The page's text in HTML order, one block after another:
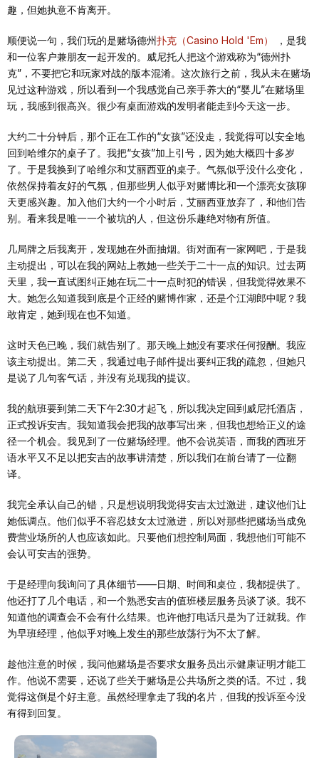
趣，但她执意不肯离开。
顺便说一句，我们玩的是赌场德州扑克（Casino Hold 'Em）
，是我
和一位客户兼朋友一起开发的。威尼托人把这个游戏称为“德州扑
克”，不要把它和玩家对战的版本混淆。这次旅行之前，我从未在赌场
见过这种游戏，所以看到一个我感觉自己亲手养大的“婴儿”在赌场里
玩，我感到很高兴。很少有桌面游戏的发明者能走到今天这一步。
大约二十分钟后，那个正在工作的“女孩”还没走，我觉得可以安全地
回到哈维尔的桌子了。我把“女孩”加上引号，因为她大概四十多岁
了。于是我换到了哈维尔和艾丽西亚的桌子。气氛似乎没什么变化，
依然保持着友好的气氛，但那些男人似乎对赌博比和一个漂亮女孩聊
天更感兴趣。加入他们大约一个小时后，艾丽西亚放弃了，和他们告
别。看来我是唯一一个被坑的人，但这份乐趣绝对物有所值。
几局牌之后我离开，发现她在外面抽烟。街对面有一家网吧，于是我
主动提出，可以在我的网站上教她一些关于二十一点的知识。过去两
天里，我一直试图纠正她在玩二十一点时犯的错误，但我觉得效果不
大。她怎么知道我到底是个正经的赌博作家，还是个江湖郎中呢？我
敢肯定，她到现在也不知道。
这时天色已晚，我们就告别了。那天晚上她没有要求任何报酬。我应
该主动提出。第二天，我通过电子邮件提出要纠正我的疏忽，但她只
是说了几句客气话，并没有兑现我的提议。
我的航班要到第二天下午2:30才起飞，所以我决定回到威尼托酒店，
正式投诉安吉。我知道我会把我的故事写出来，但我也想给正义的途
径一个机会。我见到了一位赌场经理。他不会说英语，而我的西班牙
语水平又不足以把安吉的故事讲清楚，所以我们在前台请了一位翻
译。
我完全承认自己的错，只是想说明我觉得安吉太过激进，建议他们让
她低调点。他们似乎不容忍妓女太过激进，所以对那些把赌场当成免
费营业场所的人也应该如此。只要他们想控制局面，我想他们可能不
会认可安吉的强势。
于是经理向我询问了具体细节——日期、时间和桌位，我都提供了。
他还打了几个电话，和一个熟悉安吉的值班楼层服务员谈了谈。我不
知道他的调查会不会有什么结果。也许他打电话只是为了迁就我。作
为早班经理，他似乎对晚上发生的那些放荡行为不太了解。
趁他注意的时候，我问他赌场是否要求女服务员出示健康证明才能工
作。他说不需要，还说了些关于赌场是公共场所之类的话。不过，我
觉得这倒是个好主意。虽然经理拿走了我的名片，但我的投诉至今没
有得到回复。